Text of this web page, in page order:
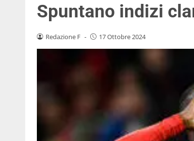
Spuntano indizi
Redazione F - 17 Ottobre 2024